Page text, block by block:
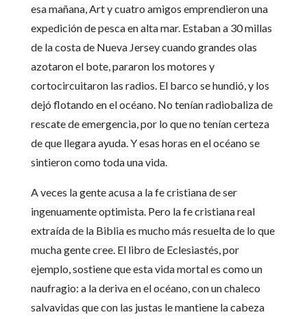
esa mañana, Art y cuatro amigos emprendieron una
expedición de pesca en alta mar. Estaban a 30 millas
de la costa de Nueva Jersey cuando grandes olas
azotaron el bote, pararon los motores y
cortocircuitaron las radios. El barco se hundió, y los
dejó flotando en el océano. No tenían radiobaliza de
rescate de emergencia, por lo que no tenían certeza
de que llegara ayuda. Y esas horas en el océano se
sintieron como toda una vida.
A veces la gente acusa a la fe cristiana de ser
ingenuamente optimista. Pero la fe cristiana real
extraída de la Biblia es mucho más resuelta de lo que
mucha gente cree. El libro de Eclesiastés, por
ejemplo, sostiene que esta vida mortal es como un
naufragio: a la deriva en el océano, con un chaleco
salvavidas que con las justas le mantiene la cabeza